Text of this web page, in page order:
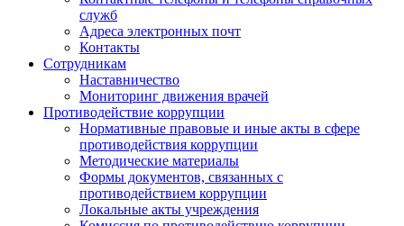
служб
Адреса электронных почт
Контакты
Сотрудникам
Наставничество
Мониторинг движения врачей
Противодействие коррупции
Нормативные правовые и иные акты в сфере
противодействия коррупции
Методические материалы
Формы документов, связанных с
противодействием коррупции
Локальные акты учреждения